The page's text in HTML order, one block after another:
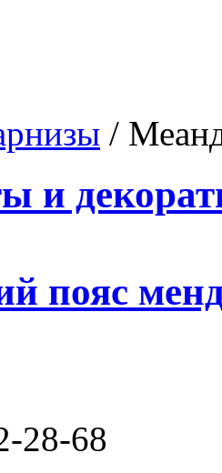
/
и
пояс
28-68